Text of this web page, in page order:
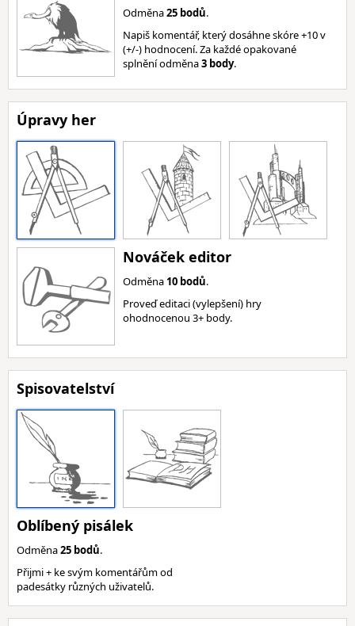
Odměna25 bodů.
Napiš komentář, který dosáhne skóre +10 v
(+/-) hodnocení. Za každé opakované
splnění odměna3 body.
Úpravy her
Nováček editor
Odměna 10 bodů.
Proveď editaci (vylepšení) hry
ohodnocenou 3+ body.
Spisovatelství
Oblíbený pisálek
Odměna25 bodů.
Přijmi + ke svým komentářům od
padesátky různých uživatelů.